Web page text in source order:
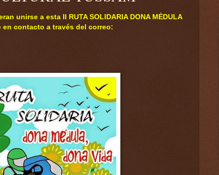
unirse a esta II RUTA SOLIDARIA DONA MÉDULA
en contacto a través del correo: